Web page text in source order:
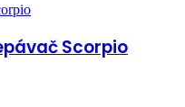
Scorpio